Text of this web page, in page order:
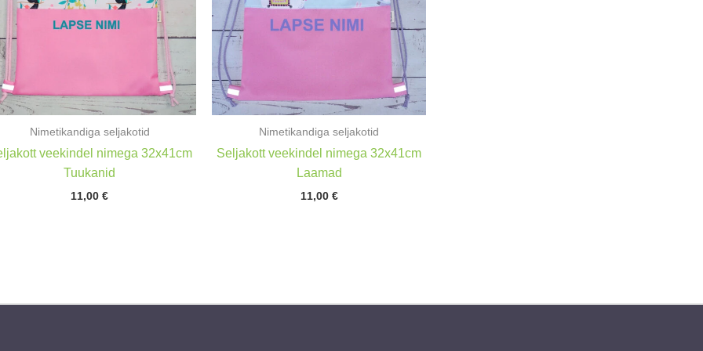
Nimetikandiga seljakotid
veekindel nimega 32x41cm
Tuukanid
11,00€
Nimetikandiga seljakotid
Seljakott veekindel nimega 32x41cm
Laamad
11,00 €